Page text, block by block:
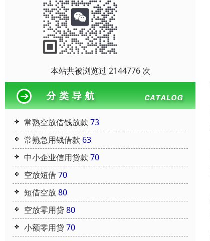
本站共被浏览过 2144776 次
常熟空放借钱放款 73
常熟急用钱借款 63
中小企业信用贷款 70
空放短借70
短借空放80
空放零用贷80
小额零用贷70